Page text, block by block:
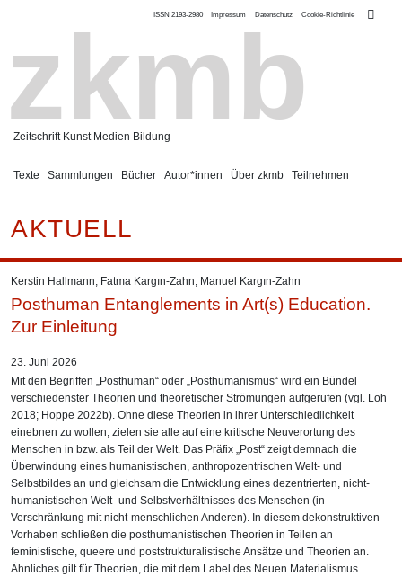
zkmb
Zeitschrift Kunst Medien Bildung
ISSN 2193-2980 Impressum Datenschutz Cookie-Richtlinie
Texte Sammlungen Bücher Autor*innen Über zkmb Teilnehmen
AKTUELL
Kerstin Hallmann, Fatma Kargın-Zahn, Manuel Kargın-Zahn
Posthuman Entanglements in Art(s) Education.
Zur Einleitung
23. Juni 2026
Mit den Begriffen „Posthuman“ oder „Posthumanismus“ wird ein Bündel
verschiedenster Theorien und theoretischer Strömungen aufgerufen (vgl. Loh
2018; Hoppe 2022b). Ohne diese Theorien in ihrer Unterschiedlichkeit
einebnen zu wollen, zielen sie alle auf eine kritische Neuverortung des
Menschen in bzw. als Teil der Welt. Das Präfix „Post“ zeigt demnach die
Überwindung eines humanistischen, anthropozentrischen Welt- und
Selbstbildes an und gleichsam die Entwicklung eines dezentrierten, nicht-
humanistischen Welt- und Selbstverhältnisses des Menschen (in
Verschränkung mit nicht-menschlichen Anderen). In diesem dekonstruktiven
Vorhaben schließen die posthumanistischen Theorien in Teilen an
feministische, queere und poststrukturalistische Ansätze und Theorien an.
Ähnliches gilt für Theorien, die mit dem Label des Neuen Materialismus